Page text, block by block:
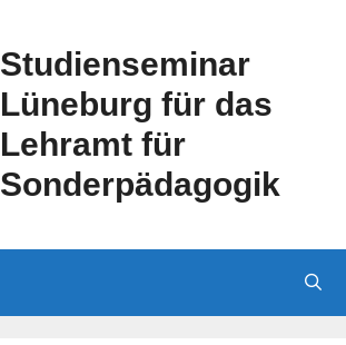
Studienseminar
Lüneburg für das
Lehramt für
Sonderpädagogik